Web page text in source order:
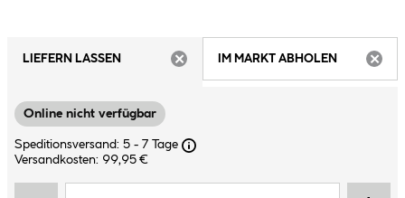
LIEFERN LASSEN
IM MARKT ABHOLEN
Online nicht verfügbar
Speditionsversand: 5 - 7 Tage
Versandkosten: 99,95 €